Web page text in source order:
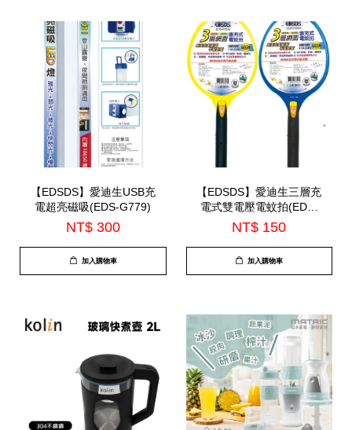
【EDSDS】愛迪生USB充
電超亮磁吸(EDS-G779)
NT$ 300
加入購物車
【EDSDS】愛迪生三層充
電式雙電壓電蚊拍(EDS-
P5592)
NT$ 150
加入購物車